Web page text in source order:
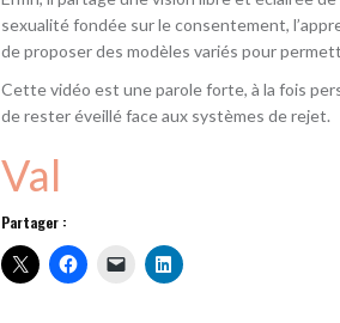
sexualité fondée sur le consentement,
de proposer des modèles variés pour
Cette vidéo est une parole forte, à la fois
de rester éveillé face aux systèmes de rejet.
Val
Partager :